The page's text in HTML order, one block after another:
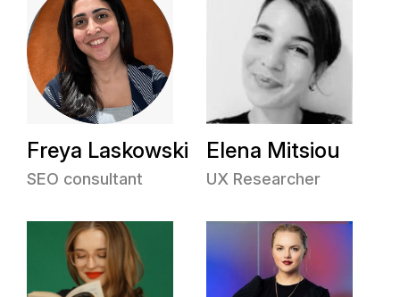
Freya Laskowski
SEO consultant
Elena Mitsiou
UX Researcher